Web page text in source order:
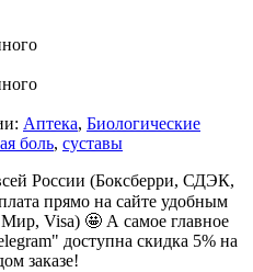
Аптека, Биологические
боль, суставы
России (Боксберри, СДЭК,
прямо на сайте удобным
Visa) 🤩 А самое главное
доступна скидка 5% на
заказе!